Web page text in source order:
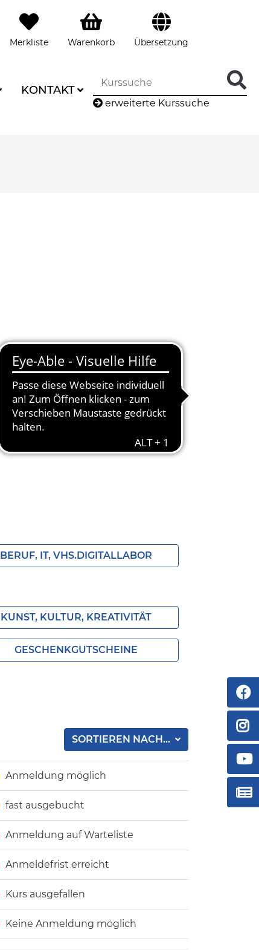
Merkliste Warenkorb Übersetzung
KONTAKT
erweiterte Kurssuche
BERUF, IT, VHS.DIGITALLABOR
KUNST, KULTUR, KREATIVITÄT
GESCHENKGUTSCHEINE
SORTIEREN NACH...
Anmeldung möglich
fast ausgebucht
Anmeldung auf Warteliste
Anmeldefrist erreicht
Kurs ausgefallen
Keine Anmeldung möglich